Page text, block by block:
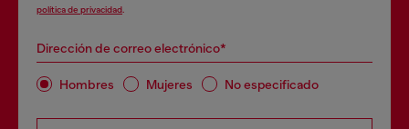
política de privacidad.
Dirección de correo electrónico*
Hombres Mujeres No especificado